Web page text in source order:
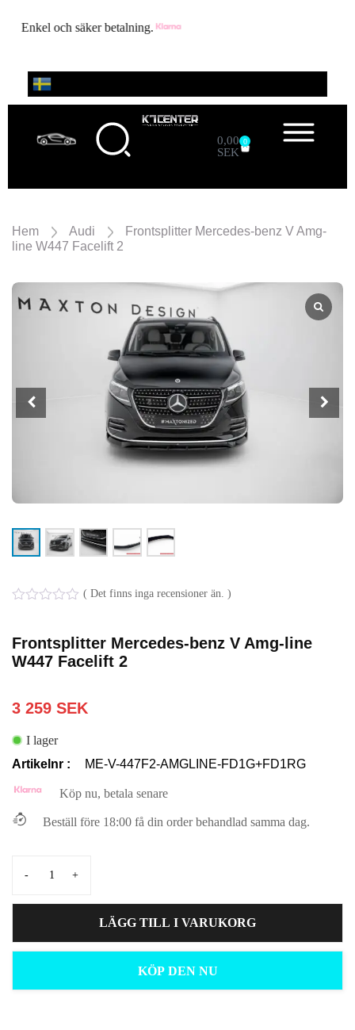
Enkel och säker betalning.
0,00
SEK
0
Hem Audi
Frontsplitter Mercedes-benz V Amg-
line W447 Facelift 2
of
5
( Det finns inga recensioner än. )
Frontsplitter Mercedes-benz V Amg-line
W447 Facelift 2
3 259 SEK
I lager
Artikelnr :
ME-V-447F2-AMGLINE-FD1G+FD1RG
Köp nu, betala senare
Beställ före 18:00 få din order behandlad samma dag.
- +
LÄGG TILL I VARUKORG
KÖP DEN NU